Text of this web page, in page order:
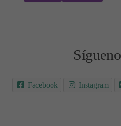
Facebook Instagram